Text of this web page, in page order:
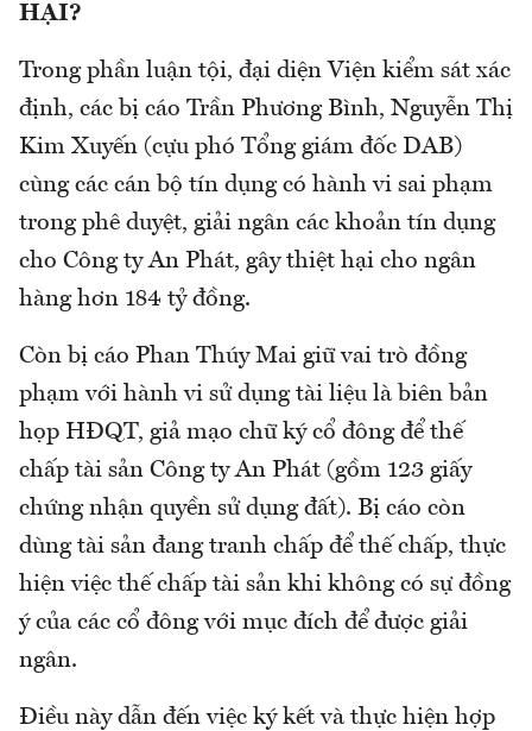
HẠI?
Trong phần luận tội, đại diện Viện kiểm sát xác
định, các bị cáo Trần Phương Bình, Nguyễn Thị
Kim Xuyến (cựu phó Tổng giám đốc DAB)
cùng các cán bộ tín dụng có hành vi sai phạm
trong phê duyệt, giải ngân các khoản tín dụng
cho Công ty An Phát, gây thiệt hại cho ngân
hàng hơn 184 tỷ đồng.
Còn bị cáo Phan Thúy Mai giữ vai trò đồng
phạm với hành vi sử dụng tài liệu là biên bản
họp HĐQT, giả mạo chữ ký cổ đông để thế
chấp tài sản Công ty An Phát (gồm 123 giấy
chứng nhận quyền sử dụng đất). Bị cáo còn
dùng tài sản đang tranh chấp để thế chấp, thực
hiện việc thế chấp tài sản khi không có sự đồng
ý của các cổ đông với mục đích để được giải
ngân.
Điều này dẫn đến việc ký kết và thực hiện hợp